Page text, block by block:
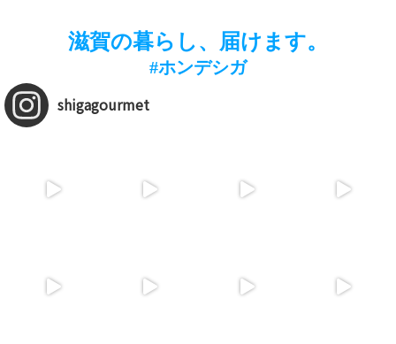
滋賀の暮らし、届けます。
#ホンデシガ
shigagourmet